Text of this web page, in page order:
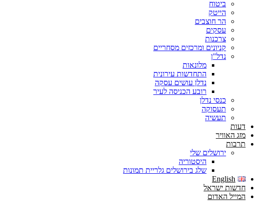
ביטוח
הייטק
הר חוצבים
עסקים
צרכנות
קניונים ומרכזים מסחריים
נדל"ן
מלונאות
התחדשות עירונית
נדלן עושים עסקה
רובע הכניסה לעיר
כנסי נדלן
תעסוקה
תעשיה
דעות
מזג האוויר
תרבות
ירושלים שלי
היסטוריה
שלג בירושלים גלריית תמונות
English
חדשות ישראל
המייל האדום